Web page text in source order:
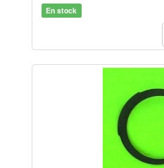
En stock